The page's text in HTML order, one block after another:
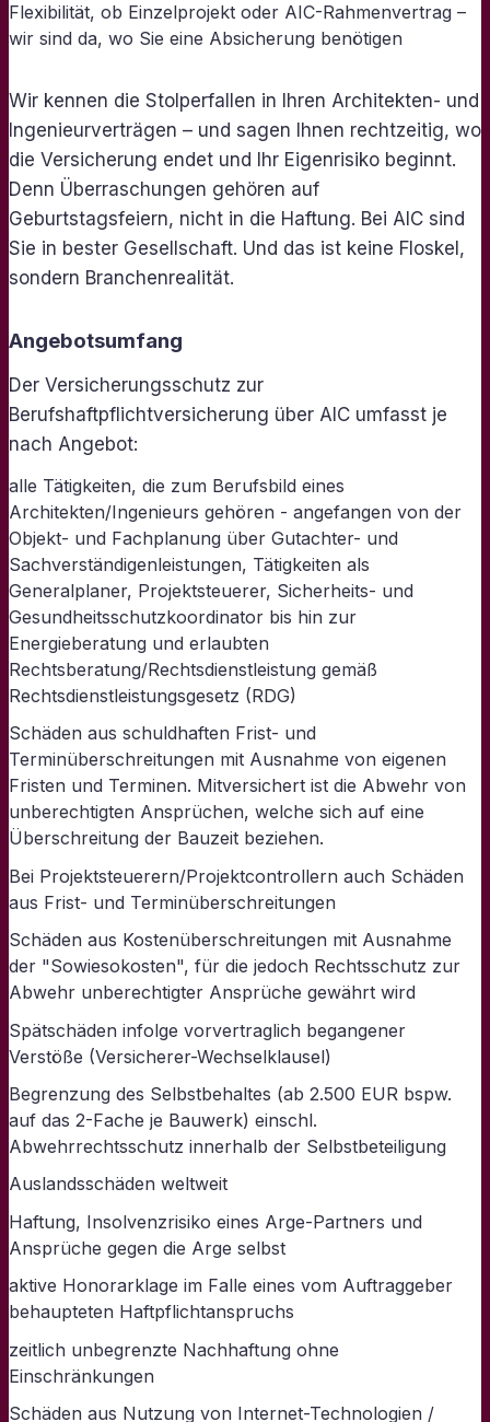
Flexibilität, ob Einzelprojekt oder AIC-Rahmenvertrag –
wir sind da, wo Sie eine Absicherung benötigen
Wir kennen die Stolperfallen in Ihren Architekten- und
Ingenieurverträgen – und sagen Ihnen rechtzeitig, wo
die Versicherung endet und Ihr Eigenrisiko beginnt.
Denn Überraschungen gehören auf
Geburtstagsfeiern, nicht in die Haftung. Bei AIC sind
Sie in bester Gesellschaft. Und das ist keine Floskel,
sondern Branchenrealität.
Angebotsumfang
Der Versicherungsschutz zur
Berufshaftpflichtversicherung über AIC umfasst je
nach Angebot:
alle Tätigkeiten, die zum Berufsbild eines
Architekten/Ingenieurs gehören - angefangen von der
Objekt- und Fachplanung über Gutachter- und
Sachverständigenleistungen, Tätigkeiten als
Generalplaner, Projektsteuerer, Sicherheits- und
Gesundheitsschutzkoordinator bis hin zur
Energieberatung und erlaubten
Rechtsberatung/Rechtsdienstleistung gemäß
Rechtsdienstleistungsgesetz (RDG)
Schäden aus schuldhaften Frist- und
Terminüberschreitungen mit Ausnahme von eigenen
Fristen und Terminen. Mitversichert ist die Abwehr von
unberechtigten Ansprüchen, welche sich auf eine
Überschreitung der Bauzeit beziehen.
Bei Projektsteuerern/Projektcontrollern auch Schäden
aus Frist- und Terminüberschreitungen
Schäden aus Kostenüberschreitungen mit Ausnahme
der "Sowiesokosten", für die jedoch Rechtsschutz zur
Abwehr unberechtigter Ansprüche gewährt wird
Spätschäden infolge vorvertraglich begangener
Verstöße (Versicherer-Wechselklausel)
Begrenzung des Selbstbehaltes (ab 2.500 EUR bspw.
auf das 2-Fache je Bauwerk) einschl.
Abwehrrechtsschutz innerhalb der Selbstbeteiligung
Auslandsschäden weltweit
Haftung, Insolvenzrisiko eines Arge-Partners und
Ansprüche gegen die Arge selbst
aktive Honorarklage im Falle eines vom Auftraggeber
behaupteten Haftpflichtanspruchs
zeitlich unbegrenzte Nachhaftung ohne
Einschränkungen
Schäden aus Nutzung von Internet-Technologien /